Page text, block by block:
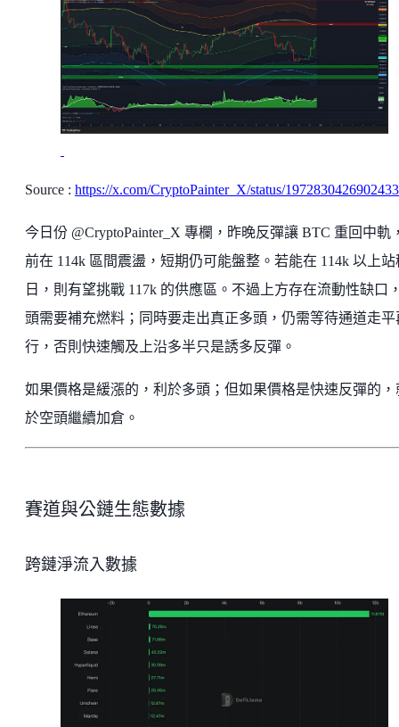
Source : https://x.com/CryptoPainter_X/status/
今日份 @CryptoPainter_X 專欄，昨晚反彈讓 BTC 重回中軌
前在 114k 區間震盪，短期仍可能盤整。若能在 114k 以上站
日，則有望挑戰 117k 的供應區。不過上方存在流動性缺口
頭需要補充燃料；同時要走出真正多頭，仍需等待通道走平
行，否則快速觸及上沿多半只是誘多反彈。
如果價格是緩漲的，利於多頭；但如果價格是快速反彈的，
於空頭繼續加倉。
賽道與公鏈生態數據
跨鏈淨流入數據